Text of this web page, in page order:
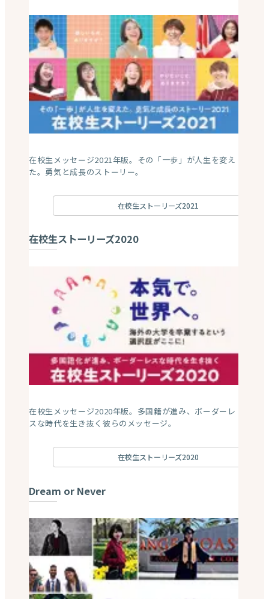
在校生メッセージ2025年版。国境を超えて世界に飛び立
ストーリーズ2025
ストーリーズ2024
在校生メッセージ2024年版。本気で世界に飛び立とう！
あなたのターニングポイントがここにある。
ストーリーズ2024
ストーリーズ2022